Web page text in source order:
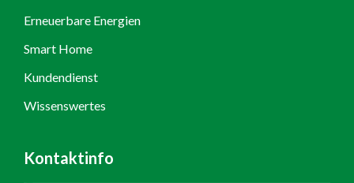
Erneuerbare Energien
Smart Home
Kundendienst
Wissenswertes
Kontaktinfo